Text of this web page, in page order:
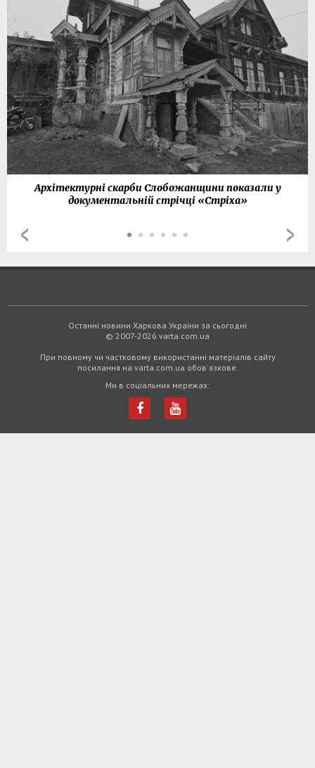
Архітектурні скарби Слобожанщини показали у
документальній стрічці «Стріха»
Останні новини Харкова України за сьогодні
© 2007-2026 varta.com.ua
При повному чи частковому використанні матеріалів сайту
посилання на varta.com.ua обов'язкове.
Ми в соціальних мережах: